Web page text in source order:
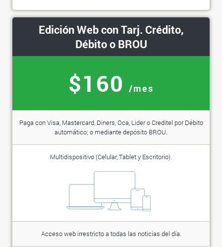
Edición Web con Tarj. Crédito,
Débito o BROU
$160 /mes
Paga con Visa, Mastercard, Diners, Oca, Lider o Creditel por Débito
automático; o mediante depósito BROU.
Multidispositivo (Celular, Tablet y Escritorio).
Acceso web irrestricto a todas las noticias del día.